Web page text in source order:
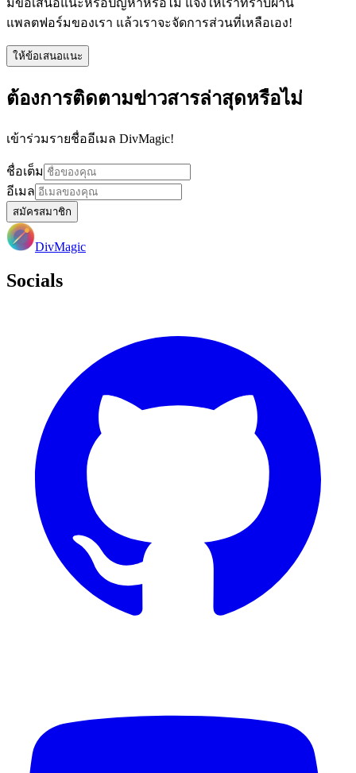
แพลตฟอร์มของเรา แล้วเราจะจัดการส่วนที่เหลือเอง!
ให้ข้อเสนอแนะ
ต้องการติดตามข่าวสารล่าสุดหรือไม่
เข้าร่วมรายชื่ออีเมล DivMagic!
ชื่อเต็ม
อีเมล
สมัครสมาชิก
DivMagic
Socials